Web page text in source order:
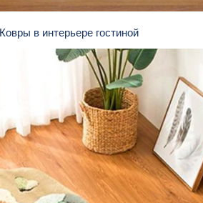
Ковры в интерьере гостиной